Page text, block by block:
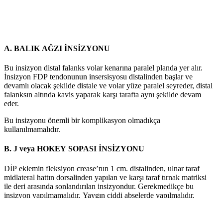
A. BALIK AĞZI İNSİZYONU
Bu insizyon distal falanks volar kenarına paralel planda yer alır.
İnsizyon FDP tendonunun insersisyosu distalinden başlar ve
devamlı olacak şekilde distale ve volar yüze paralel seyreder, distal
falanksın altında kavis yaparak karşı tarafta aynı şekilde devam
eder.
Bu insizyonu önemli bir komplikasyon olmadıkça
kullanılmamalıdır.
B. J veya HOKEY SOPASI İNSİZYONU
DİP eklemin fleksiyon crease’nın 1 cm. distalinden, ulnar taraf
midlateral hattın dorsalinden yapılan ve karşı taraf tırnak matriksi
ile deri arasında sonlandırılan insizyondur. Gerekmedikçe bu
insizyon yapılmamalıdır. Yaygın ciddi abselerde yapılmalıdır.